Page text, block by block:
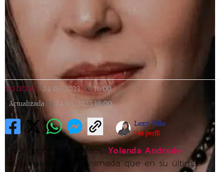
NOTICIAS | 24/05/2023 16:00 |
Actualizada
24/05/2023 16:00
Lexy Villa
Ver perfil
Hace unos momentos, Yolanda Andrade,
visiblemente más animada que en su última